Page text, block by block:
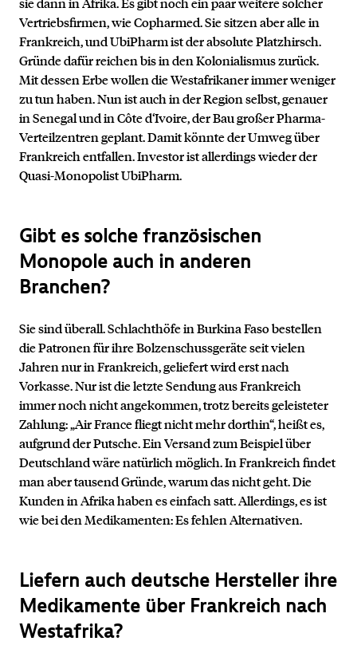
Vertriebsfirmen, wie Copharmed. Sie sitzen aber alle in
Frankreich, und UbiPharm ist der absolute Platzhirsch.
Gründe dafür reichen bis in den Kolonialismus zurück.
Mit dessen Erbe wollen die Westafrikaner immer weniger
zu tun haben. Nun ist auch in der Region selbst, genauer
in Senegal und in Côte d‘Ivoire, der Bau großer Pharma-
Verteilzentren geplant. Damit könnte der Umweg über
Frankreich entfallen. Investor ist allerdings wieder der
Quasi-Monopolist UbiPharm.
Gibt es solche französischen
Monopole auch in anderen
Branchen?
Sie sind überall. Schlachthöfe in Burkina Faso bestellen
die Patronen für ihre Bolzenschussgeräte seit vielen
Jahren nur in Frankreich, geliefert wird erst nach
Vorkasse. Nur ist die letzte Sendung aus Frankreich
immer noch nicht angekommen, trotz bereits geleisteter
Zahlung: „Air France fliegt nicht mehr dorthin“, heißt es,
aufgrund der Putsche. Ein Versand zum Beispiel über
Deutschland wäre natürlich möglich. In Frankreich findet
man aber tausend Gründe, warum das nicht geht. Die
Kunden in Afrika haben es einfach satt. Allerdings, es ist
wie bei den Medikamenten: Es fehlen Alternativen.
Liefern auch deutsche Hersteller ihre
Medikamente über Frankreich nach
Westafrika?